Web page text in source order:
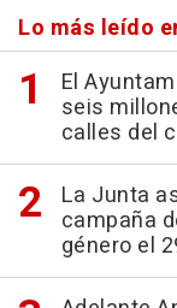
Lo más leído
El
seis
calles del
La Junta
campaña
género el